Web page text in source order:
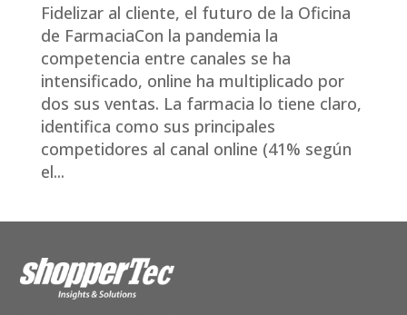
Fidelizar al cliente, el futuro de la Oficina
de FarmaciaCon la pandemia la
competencia entre canales se ha
intensificado, online ha multiplicado por
dos sus ventas. La farmacia lo tiene claro,
identifica como sus principales
competidores al canal online (41% según
el...